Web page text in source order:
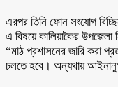
‎এরপর তিনি ফোন সংযোগ
‎এ বিষয়ে কালিয়াকৈর
‎“মাঠ প্রশাসনের জারি করা
চলতে হবে। অন্যথায়